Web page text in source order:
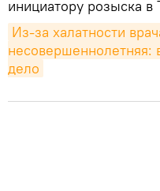
инициатору розыска в
Из-за халатности
несовершеннолетняя:
дело